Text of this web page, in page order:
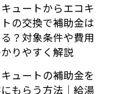
ュートからエコキ
の交換で補助金は
？対象条件や費用
りやすく解説
ュートの補助金を
もらう方法｜給湯